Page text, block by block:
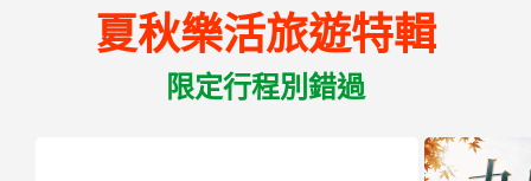
夏秋樂活旅遊特輯
限定行程別錯過